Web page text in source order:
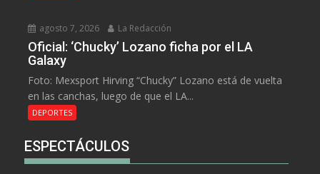
agosto 7, 2026 La Redacción
Oficial: ‘Chucky’ Lozano ficha por el LA
Galaxy
Foto: Mexsport Hirving “Chucky” Lozano está de vuelta
en las canchas, luego de que el LA...
DEPORTES
ESPECTÁCULOS